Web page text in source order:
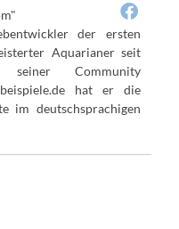
der ersten
Aquarianer seit
Community
hat er die
im deutschsprachigen